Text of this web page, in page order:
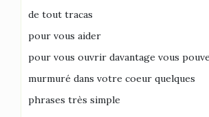
de tout tracas
pour vous aider
pour vous ouvrir davantage vous
murmuré dans votre coeur quelques
phrases très simple